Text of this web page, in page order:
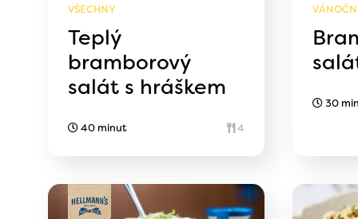
VŠECHNY
Teplý
bramborový
salát s hráškem
40 minut 4
30